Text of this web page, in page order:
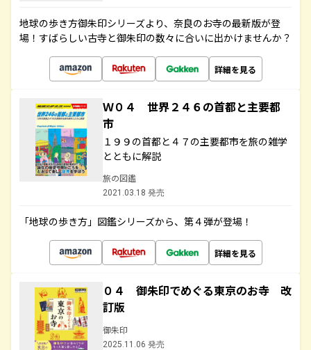
地球の歩き方御朱印シリーズより、奈良のお寺の最新版が登
場！すばらしい古寺と御朱印の数々に合いに出かけませんか？
詳細を見る
Ｗ０４ 世界２４６の首都と主要都
市
１９９の首都と４７の主要都市を旅の雑学
とともに解説
旅の図鑑
2021.03.18 発売
「地球の歩き方」図鑑シリーズから、第４弾が登場！
詳細を見る
０４ 御朱印でめぐる東京のお寺 改
訂版
御朱印
2025.11.06 発売